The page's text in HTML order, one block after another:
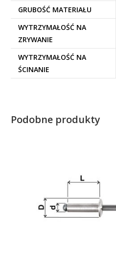
GRUBOŚĆ MATERIAŁU
WYTRZYMAŁOŚĆ NA
ZRYWANIE
WYTRZYMAŁOŚĆ NA
ŚCINANIE
Podobne produkty